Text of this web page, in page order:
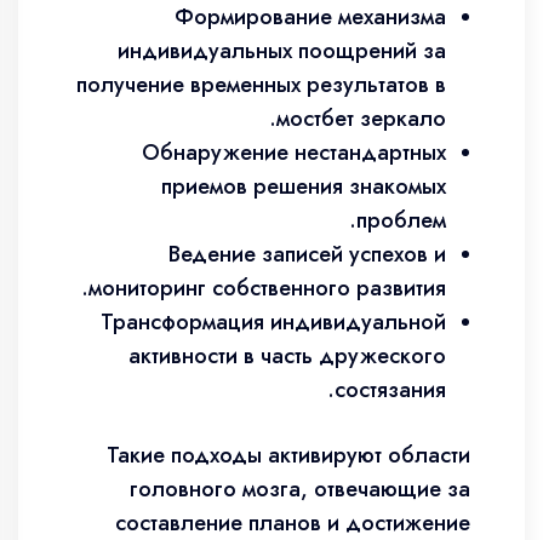
Формирование механизма
индивидуальных поощрений за
получение временных результатов в
мостбет зеркало.
Обнаружение нестандартных
приемов решения знакомых
проблем.
Ведение записей успехов и
мониторинг собственного развития.
Трансформация индивидуальной
активности в часть дружеского
состязания.
Такие подходы активируют области
головного мозга, отвечающие за
составление планов и достижение